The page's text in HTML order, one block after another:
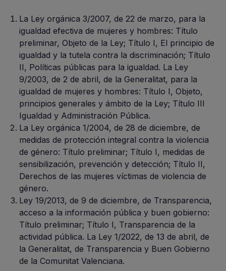
La Ley orgánica 3/2007, de 22 de marzo, para la
igualdad efectiva de mujeres y hombres: Título
preliminar, Objeto de la Ley; Título I, El principio de
igualdad y la tutela contra la discriminación; Título
II, Políticas públicas para la igualdad. La Ley
9/2003, de 2 de abril, de la Generalitat, para la
igualdad de mujeres y hombres: Título I, Objeto,
principios generales y ámbito de la Ley; Título III
Igualdad y Administración Pública.
La Ley orgánica 1/2004, de 28 de diciembre, de
medidas de protección integral contra la violencia
de género: Título preliminar; Título I, medidas de
sensibilización, prevención y detección; Título II,
Derechos de las mujeres víctimas de violencia de
género.
Ley 19/2013, de 9 de diciembre, de Transparencia,
acceso a la información pública y buen gobierno:
Título preliminar; Título I, Transparencia de la
actividad pública. La Ley 1/2022, de 13 de abril, de
la Generalitat, de Transparencia y Buen Gobierno
de la Comunitat Valenciana.